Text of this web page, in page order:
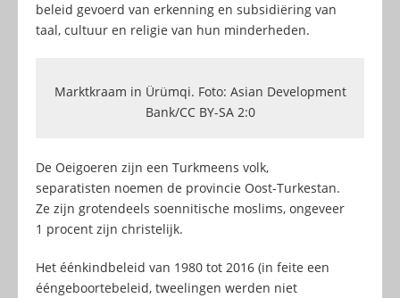
beleid gevoerd van erkenning en subsidiëring van
taal, cultuur en religie van hun minderheden.
Marktkraam in Ürümqi. Foto: Asian Development
Bank/CC BY-SA 2:0
De Oeigoeren zijn een Turkmeens volk,
separatisten noemen de provincie Oost-Turkestan.
Ze zijn grotendeels soennitische moslims, ongeveer
1 procent zijn christelijk.
Het éénkindbeleid van 1980 tot 2016 (in feite een
ééngeboortebeleid, tweelingen werden niet